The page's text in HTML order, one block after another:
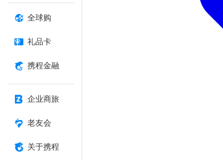
全球购
礼品卡
携程金融
企业商旅
老友会
关于携程